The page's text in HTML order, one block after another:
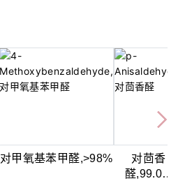
对甲氧基苯甲醛,>98%
对茴香
醛,99.0%